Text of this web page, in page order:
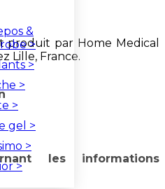
&
robe>
>
>
>
gel >
>
>
produit par Home Medical
Lille, France.
les informations